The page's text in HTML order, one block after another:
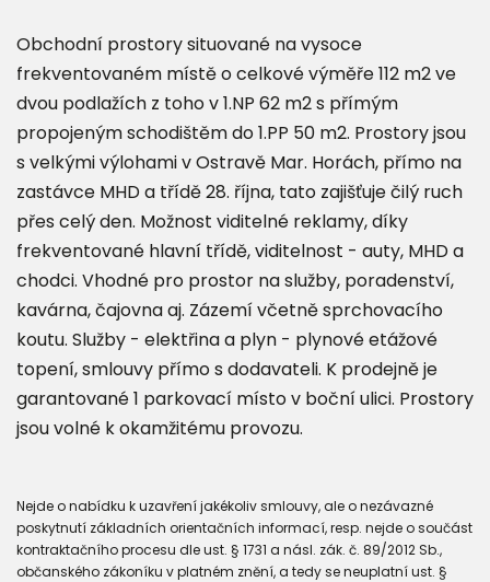
Obchodní prostory situované na vysoce
frekventovaném místě o celkové výměře 112 m2 ve
dvou podlažích z toho v 1.NP 62 m2 s přímým
propojeným schodištěm do 1.PP 50 m2. Prostory jsou
s velkými výlohami v Ostravě Mar. Horách, přímo na
zastávce MHD a třídě 28. října, tato zajišťuje čilý ruch
přes celý den. Možnost viditelné reklamy, díky
frekventované hlavní třídě, viditelnost - auty, MHD a
chodci. Vhodné pro prostor na služby, poradenství,
kavárna, čajovna aj. Zázemí včetně sprchovacího
koutu. Služby - elektřina a plyn - plynové etážové
topení, smlouvy přímo s dodavateli. K prodejně je
garantované 1 parkovací místo v boční ulici. Prostory
jsou volné k okamžitému provozu.
Nejde o nabídku k uzavření jakékoliv smlouvy, ale o nezávazné
poskytnutí základních orientačních informací, resp. nejde o součást
kontraktačního procesu dle ust. § 1731 a násl. zák. č. 89/2012 Sb.,
občanského zákoníku v platném znění, a tedy se neuplatní ust. §